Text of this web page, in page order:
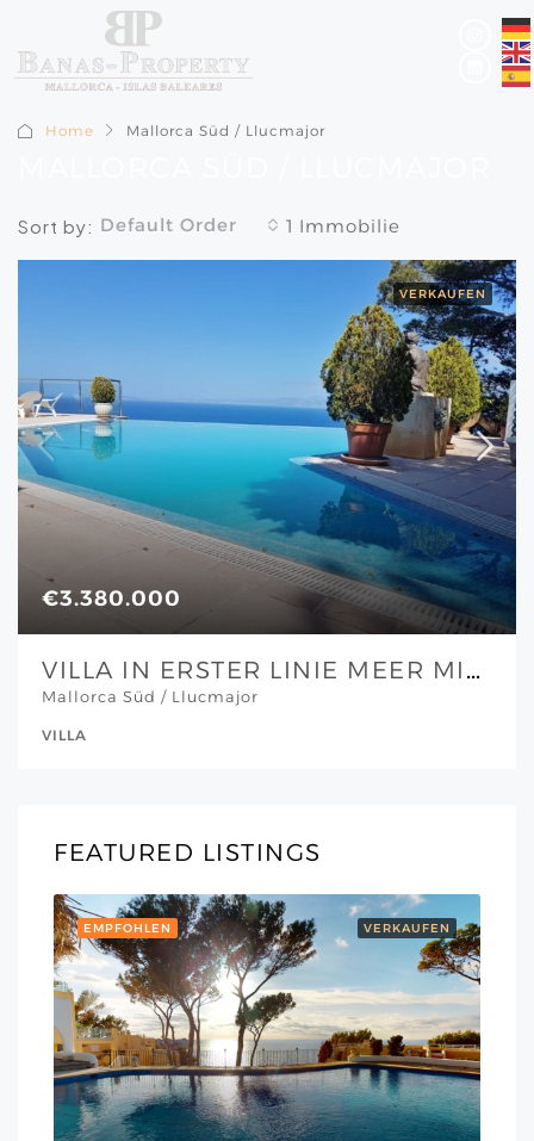
Home Mallorca Süd / Llucmajor
1 Immobilie
Sort by: Default Order
VERKAUFEN
€3.380.000
VILLA IN ERSTER LINIE MEER MIT TRAUMHAFTEM BLICK UND SONNENUNTERGÄNGEN UND FERIENVERMIETUNGSLIZENZ
Mallorca Süd / Llucmajor
VILLA
FEATURED LISTINGS
VERKAUFEN
EMPFOHLEN